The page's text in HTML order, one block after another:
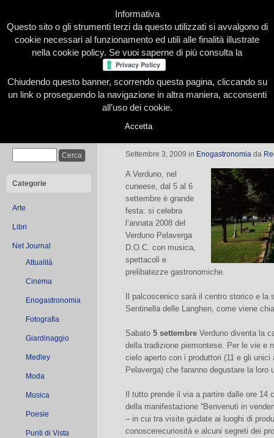
Home Presentazione Redazione Le nostre firme
Categorie
Arte
Libri
Net Journal
Attualità
Cinema
Enogastronomia
Fotografia
Giardinaggio
Medley
Moda
Musica
Poesie
Punti di Vista
Festa del Verduno Pelaverga
Settembre 3, 2009 in Enogastronomia da
A Verduno, nel
cuneese, dal 5 al 6
settembre è grande
festa: si celebra
l’annata 2008 del
Verduno Pelaverga
D.O.C. con musica,
spettacoli e
prelibatezze gastronomiche.
Il palcoscenico sarà il centro storico e la
Sentinella delle Langhen, come viene
Sabato 5 settembre Verduno diventa la
della tradizione piemontese. Per le vie e
cielo aperto con i produttori (11 e gli unici
Pelaverga) che faranno degustare la loro
Il tutto prende il via a partire dalle ore 14
della manifestazione “Benvenuti in
– in cui tra visite guidate ai luoghi di
conoscerecuriosità e alcuni segreti dei
Informativa
Questo sito o gli strumenti terzi da questo utilizzati si avvalgono di
cookie necessari al funzionamento ed utili alle finalità illustrate
nella cookie policy. Se vuoi saperne di più consulta la
Chiudendo questo banner, scorrendo questa pagina, cliccando su
un link o proseguendo la navigazione in altra maniera, acconsenti
all’uso dei cookie.
Accetta